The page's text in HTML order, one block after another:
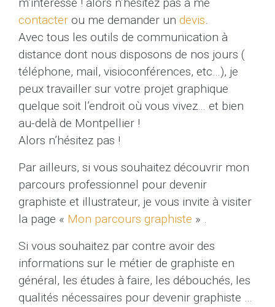
m’intéresse ! alors n’hésitez pas à me
contacter ou me demander un devis.
Avec tous les outils de communication à
distance dont nous disposons de nos jours (
téléphone, mail, visioconférences, etc…), je
peux travailler sur votre projet graphique
quelque soit l’endroit où vous vivez… et bien
au-delà de Montpellier !
Alors n’hésitez pas !
Par ailleurs, si vous souhaitez découvrir mon
parcours professionnel pour devenir
graphiste et illustrateur, je vous invite à visiter
la page « Mon parcours graphiste » .
Si vous souhaitez par contre avoir des
informations sur le métier de graphiste en
général, les études à faire, les débouchés, les
qualités nécessaires pour devenir graphiste …